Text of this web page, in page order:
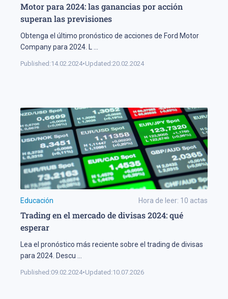
Motor para 2024: las ganancias por acción
superan las previsiones
Obtenga el último pronóstico de acciones de Ford Motor
Company para 2024. L
Published:14.02.2024•Updated:20.02.2024
Educación Hora de leer: 10 actas
Trading en el mercado de divisas 2024: qué
esperar
Lea el pronóstico más reciente sobre el trading de divisas
para 2024. Descu
Published:09.02.2024•Updated:10.07.2026